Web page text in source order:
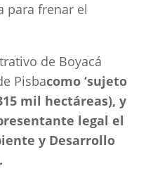
para frenar el
de Boyacá
Pisbacomo ‘sujeto
mil hectáreas), y
legal el
y Desarrollo